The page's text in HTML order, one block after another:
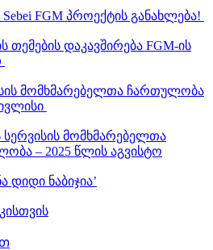
Sebei FGM პროექტის განახლება!
თემების დაკავშირება FGM-ის
მომხმარებელთა ჩართულობა
სერვისის მომხმარებელთა
– 2025 წლის აგვისტო
დიდი ნაბიჯია’